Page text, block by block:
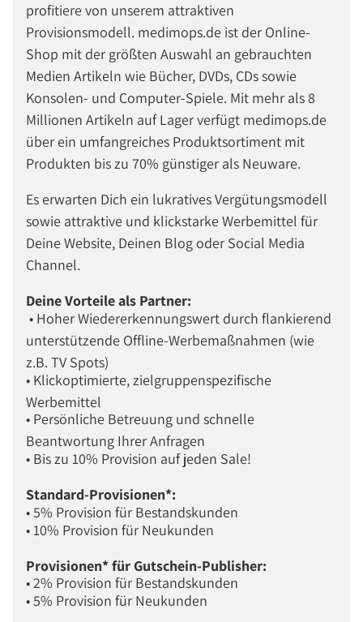
profitiere von unserem attraktiven
Provisionsmodell. medimops.de ist der Online-
Shop mit der größten Auswahl an gebrauchten
Medien Artikeln wie Bücher, DVDs, CDs sowie
Konsolen- und Computer-Spiele. Mit mehr als 8
Millionen Artikeln auf Lager verfügt medimops.de
über ein umfangreiches Produktsortiment mit
Produkten bis zu 70% günstiger als Neuware.
Es erwarten Dich ein lukratives Vergütungsmodell
sowie attraktive und klickstarke Werbemittel für
Deine Website, Deinen Blog oder Social Media
Channel.
Deine Vorteile als Partner:
• Hoher Wiedererkennungswert durch flankierend
unterstützende Offline-Werbemaßnahmen (wie
z.B. TV Spots)
• Klickoptimierte, zielgruppenspezifische
Werbemittel
• Persönliche Betreuung und schnelle
Beantwortung Ihrer Anfragen
• Bis zu 10% Provision auf jeden Sale!
Standard-Provisionen*:
• 5% Provision für Bestandskunden
• 10% Provision für Neukunden
Provisionen* für Gutschein-Publisher:
• 2% Provision für Bestandskunden
• 5% Provision für Neukunden